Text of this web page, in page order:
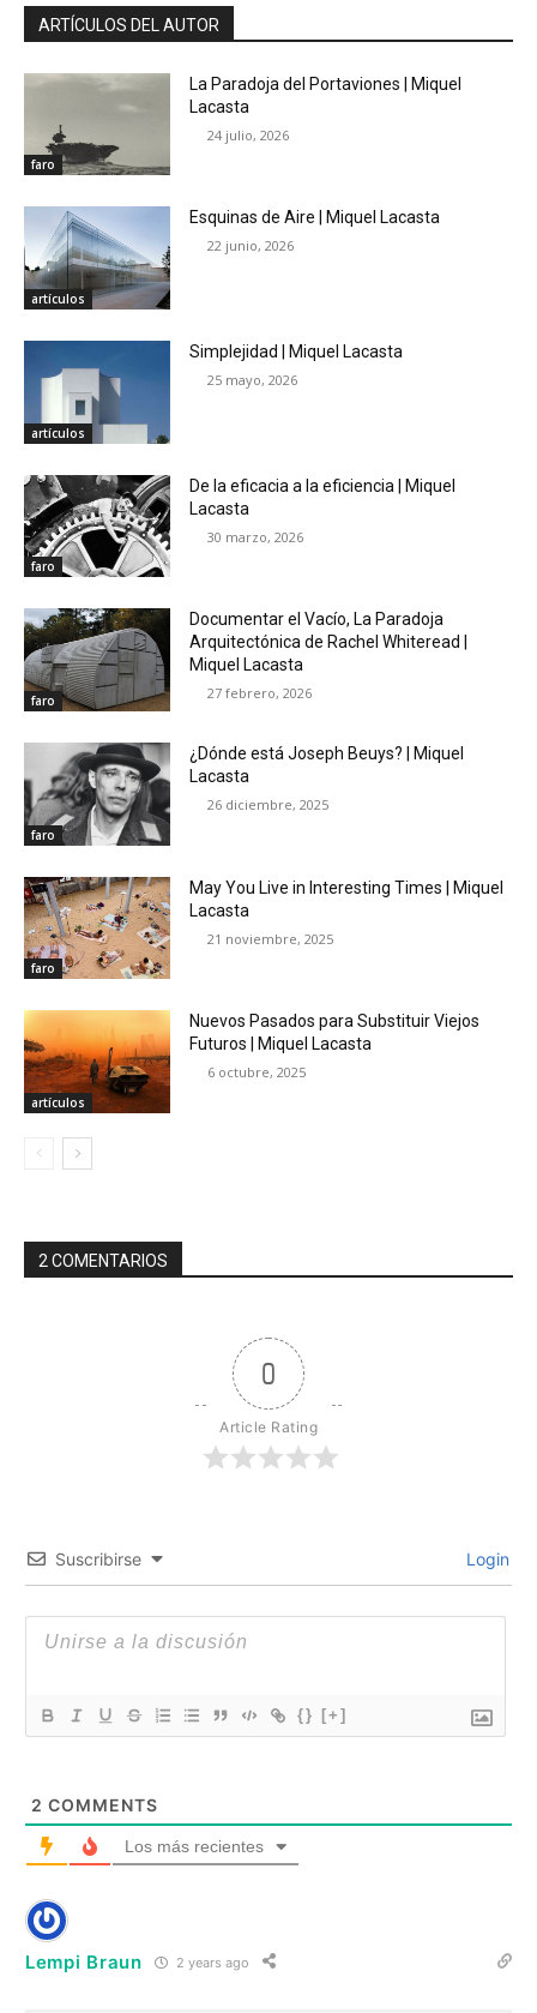
ARTÍCULOS DEL AUTOR
faro
La Paradoja del Portaviones | Miquel
Lacasta
24 julio, 2026
artículos
Esquinas de Aire | Miquel Lacasta
22 junio, 2026
artículos
Simplejidad | Miquel Lacasta
25 mayo, 2026
faro
De la eficacia a la eficiencia | Miquel
Lacasta
30 marzo, 2026
faro
Documentar el Vacío, La Paradoja
Arquitectónica de Rachel Whiteread |
Miquel Lacasta
27 febrero, 2026
faro
¿Dónde está Joseph Beuys? | Miquel
Lacasta
26 diciembre, 2025
faro
May You Live in Interesting Times | Miquel
Lacasta
21 noviembre, 2025
artículos
Nuevos Pasados para Substituir Viejos
Futuros | Miquel Lacasta
6 octubre, 2025
2 COMENTARIOS
0
Article Rating
Suscribirse Login
{} [+]
2 COMMENTS
Los más recientes
Lempi Braun 2 years ago